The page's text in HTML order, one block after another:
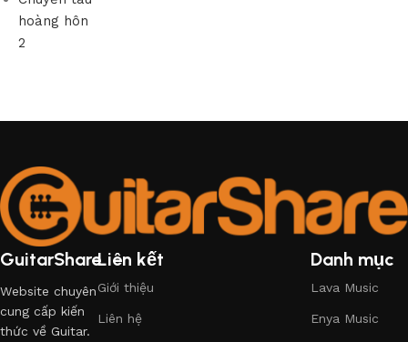
hoàng hôn
2
GuitarShare
Website chuyên
cung cấp kiến
thức về Guitar.
Liên kết
Giới thiệu
Liên hệ
Danh mục
Lava Music
Enya Music